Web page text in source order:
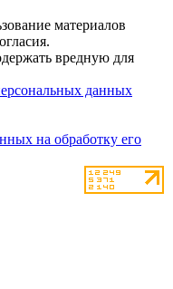
материалов
вредную для
данных
на обработку его